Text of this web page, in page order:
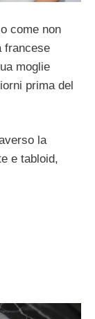
come non
francese
moglie
prima del
la
e tabloid,